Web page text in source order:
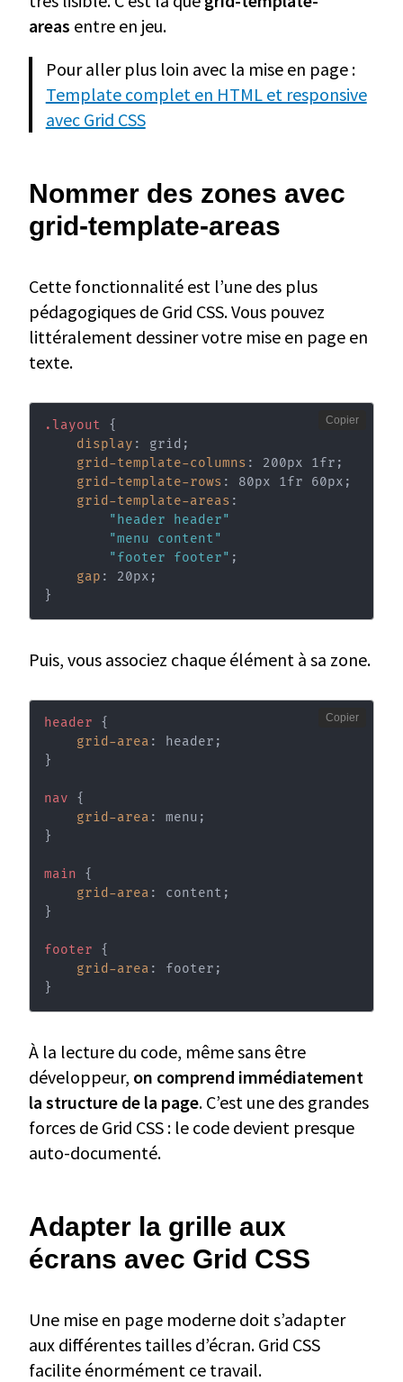
areas entre en jeu.
Pour aller plus loin avec la mise en page :
Template complet en HTML et responsive
avec Grid CSS
Nommer des zones avec
grid-template-areas
Cette fonctionnalité est l’une des plus
pédagogiques de Grid CSS. Vous pouvez
littéralement dessiner votre mise en page en
texte.
.layout
{
display : grid ;
grid-template-columns : 200px 1fr ;
grid-template-rows : 80px 1fr 60px ;
grid-template-areas :
"header header"
"menu content"
"footer footer" ;
gap : 20px ;
}
Copier
Puis, vous associez chaque élément à sa zone.
header
{
grid-area : header ;
}
nav
{
grid-area : menu ;
}
main
{
grid-area : content ;
}
footer
{
grid-area : footer ;
}
Copier
À la lecture du code, même sans être
développeur, on comprend immédiatement
la structure de la page. C’est une des grandes
forces de Grid CSS : le code devient presque
auto-documenté.
Adapter la grille aux
écrans avec Grid CSS
Une mise en page moderne doit s’adapter
aux différentes tailles d’écran. Grid CSS
facilite énormément ce travail.